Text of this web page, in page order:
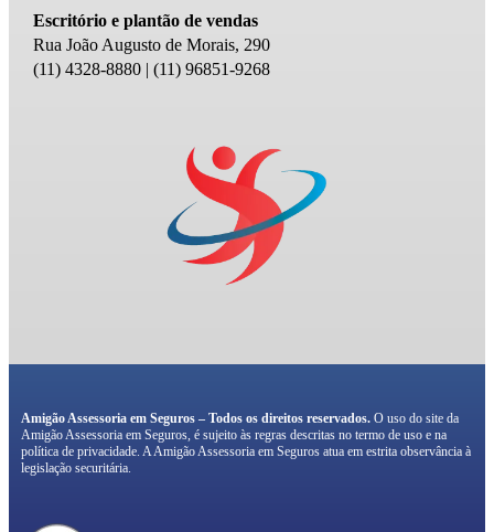
Escritório e plantão de vendas
Rua João Augusto de Morais, 290
(11) 4328-8880 | (11) 96851-9268
Amigão Assessoria em Seguros – Todos os direitos reservados. O uso do site da
Amigão Assessoria em Seguros, é sujeito às regras descritas no termo de uso e na
política de privacidade. A Amigão Assessoria em Seguros atua em estrita observância à
legislação securitária.